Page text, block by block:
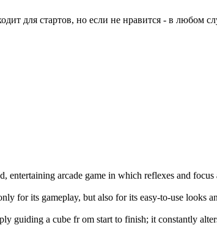
для стартов, но если не нравится - в любом
entertaining arcade game in which reflexes and
for its gameplay, but also for its easy-to-use looks
guiding a cube fr om start to finish; it constantly